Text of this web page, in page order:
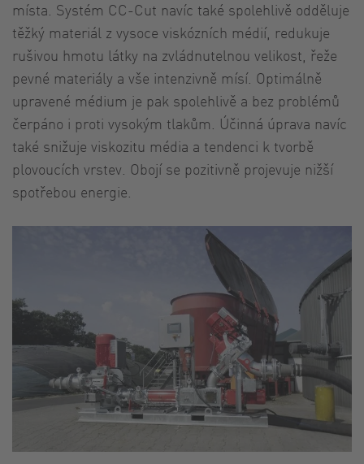
místa. Systém CC-Cut navíc také spolehlivě odděluje
těžký materiál z vysoce viskózních médií, redukuje
rušivou hmotu látky na zvládnutelnou velikost, řeže
pevné materiály a vše intenzivně mísí. Optimálně
upravené médium je pak spolehlivě a bez problémů
čerpáno i proti vysokým tlakům. Účinná úprava navíc
také snižuje viskozitu média a tendenci k tvorbě
plovoucích vrstev. Obojí se pozitivně projevuje nižší
spotřebou energie.